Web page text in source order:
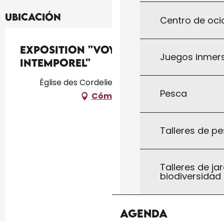
Centro de
Juegos
Pesca
Talleres de
Talleres de
biodiversidad
Agenda
Ubicación
Exposition "Voyage
intemporel"
Église des Cordeliers, 46300 Gourdon
Cómo llegar